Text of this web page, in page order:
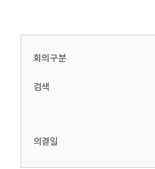
회
회의구분
검색
의결일